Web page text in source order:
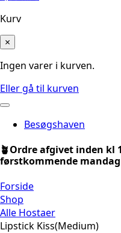
Kurv
×
Ingen varer i kurven.
Eller gå til kurven
Besøgshaven
🪴Ordre afgivet inden kl
førstkommende
Forside
Shop
Alle Hostaer
Lipstick Kiss(Medium)